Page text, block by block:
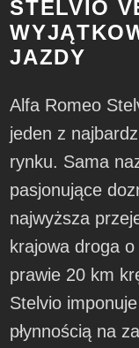
STELVIO
JAZDY
Alfa Romeo
jeden z
rynku. Sama
pasjonujące
najwyższa
krajowa droga
prawie 20 km
Stelvio
płynnością na